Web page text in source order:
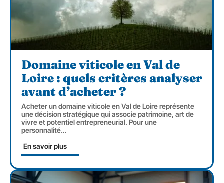
Domaine viticole en Val de
Loire : quels critères analyser
avant d’acheter ?
Acheter un domaine viticole en Val de Loire représente
une décision stratégique qui associe patrimoine, art de
vivre et potentiel entrepreneurial. Pour une
personnalité…
En savoir plus